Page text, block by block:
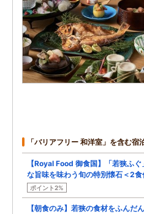
「バリアフリー 和洋室」を含む宿
【Royal Food 御食国】「若狭ふ
な旨味を味わう旬の特別懐石＜2食
ポイント2%
【朝食のみ】若狭の食材をふんだ